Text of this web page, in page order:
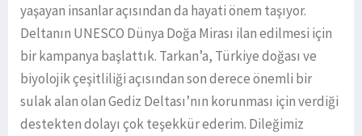
yaşayan insanlar açısından da hayati önem taşıyor.
Deltanın UNESCO Dünya Doğa Mirası ilan edilmesi için
bir kampanya başlattık. Tarkan’a, Türkiye doğası ve
biyolojik çeşitliliği açısından son derece önemli bir
sulak alan olan Gediz Deltası’nın korunması için verdiği
destekten dolayı çok teşekkür ederim. Dileğimiz